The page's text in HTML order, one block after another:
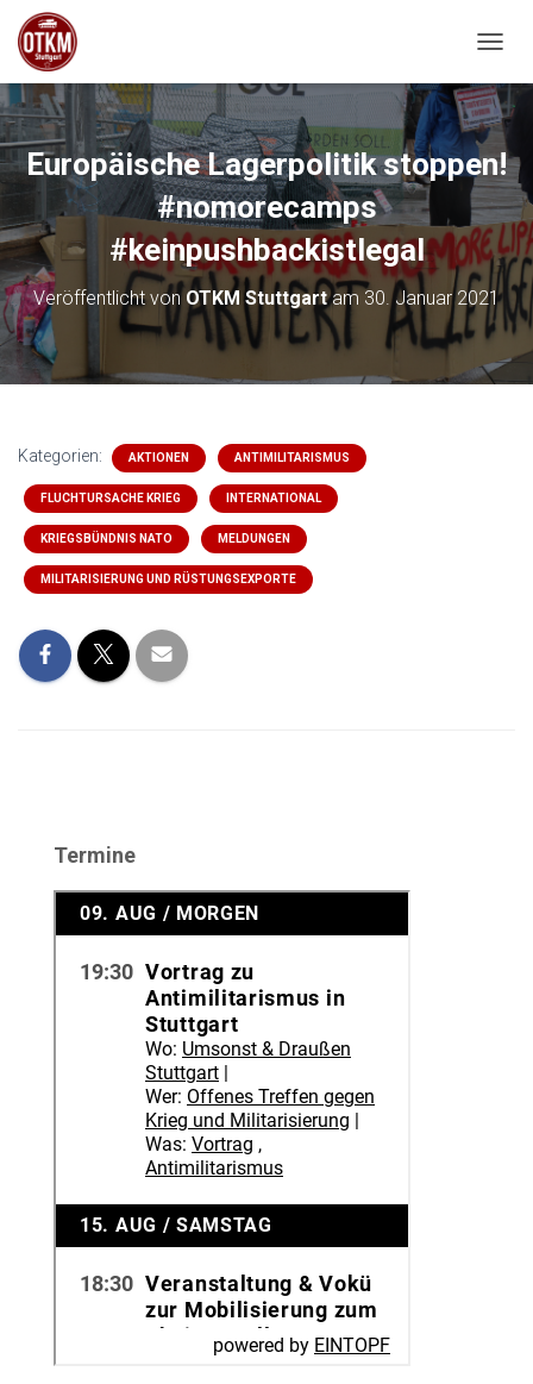
Europäische Lagerpolitik stoppen!
#nomorecamps
#keinpushbackistlegal
Veröffentlicht von OTKM Stuttgartam 30. Januar 2021
Kategorien: AKTIONEN ANTIMILITARISMUS
FLUCHTURSACHE KRIEG INTERNATIONAL
KRIEGSBÜNDNIS NATO MELDUNGEN
MILITARISIERUNG UND RÜSTUNGSEXPORTE
Termine